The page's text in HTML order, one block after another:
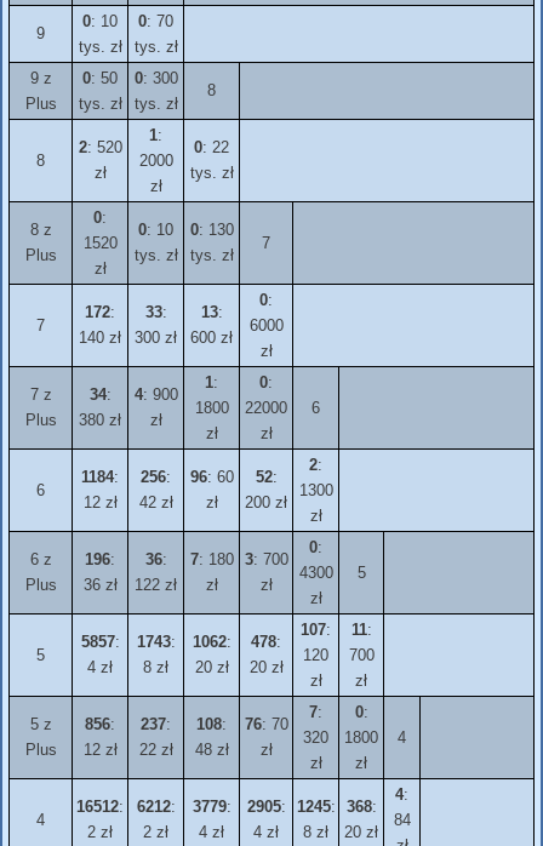
9
0: 10
tys. zł
0: 70
tys. zł
9 z
Plus
0: 50
tys. zł
0: 300
tys. zł
8
8
2: 520
zł
1:
2000
zł
0: 22
tys. zł
8 z
Plus
0:
1520
zł
0: 10
tys. zł
0: 130
tys. zł
7
7
172:
140 zł
33:
300 zł
13:
600 zł
0:
6000
zł
7 z
Plus
34:
380 zł
4: 900
zł
1:
1800
zł
0:
22000
zł
6
6
1184:
12 zł
256:
42 zł
96: 60
zł
52:
200 zł
2:
1300
zł
6 z
Plus
196:
36 zł
36:
122 zł
7: 180
zł
3: 700
zł
0:
4300
zł
5
5
5857:
4 zł
1743:
8 zł
1062:
20 zł
478:
20 zł
107:
120
zł
11:
700
zł
5 z
Plus
856:
12 zł
237:
22 zł
108:
48 zł
76: 70
zł
7:
320
zł
0:
1800
zł
4
4
16512:
2 zł
6212:
2 zł
3779:
4 zł
2905:
4 zł
1245:
8 zł
368:
20 zł
4:
84